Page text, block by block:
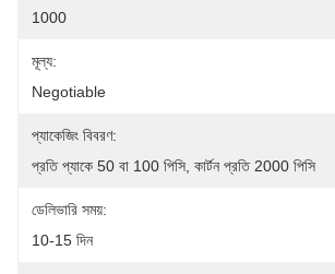
1000
মূল্য:
Negotiable
প্যাকেজিং বিবরণ:
প্রতি প্যাকে 50 বা 100 পিসি, কার্টন প্রতি 2000 পিসি
ডেলিভারি সময়:
10-15 দিন